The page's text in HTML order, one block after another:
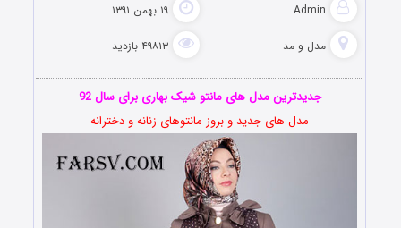
Admin ۱۹ بهمن ۱۳۹۱
مدل و مد ۴۹۸۱۳ بازدید
جدیدترین مدل های مانتو شیک بهاری برای سال 92
مدل های جدید و بروز مانتوهای زنانه و دخترانه